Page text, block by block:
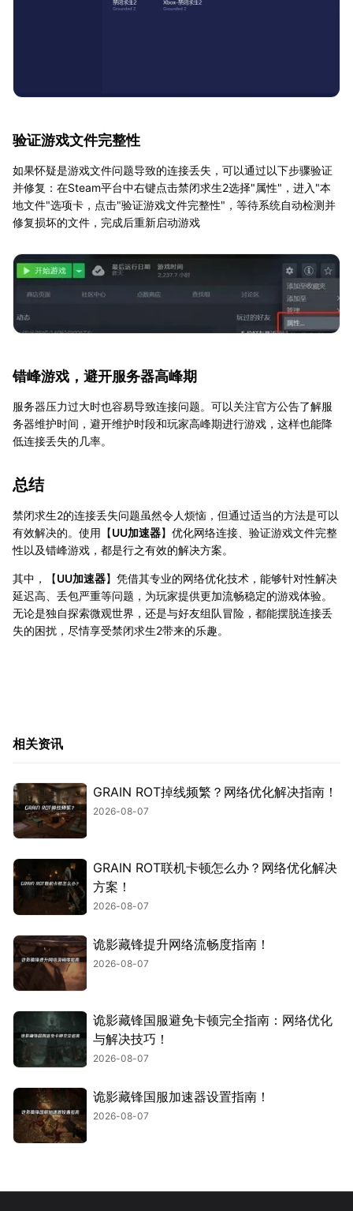
验证游戏文件完整性
如果怀疑是游戏文件问题导致的连接丢失，可以通过以下步骤验证
并修复：在Steam平台中右键点击禁闭求生2选择"属性"，进入"本
地文件"选项卡，点击"验证游戏文件完整性"，等待系统自动检测并
修复损坏的文件，完成后重新启动游戏
错峰游戏，避开服务器高峰期
服务器压力过大时也容易导致连接问题。可以关注官方公告了解服
务器维护时间，避开维护时段和玩家高峰期进行游戏，这样也能降
低连接丢失的几率。
总结
禁闭求生2的连接丢失问题虽然令人烦恼，但通过适当的方法是可以
有效解决的。使用【UU加速器】优化网络连接、验证游戏文件完整
性以及错峰游戏，都是行之有效的解决方案。
其中，【UU加速器】凭借其专业的网络优化技术，能够针对性解决
延迟高、丢包严重等问题，为玩家提供更加流畅稳定的游戏体验。
无论是独自探索微观世界，还是与好友组队冒险，都能摆脱连接丢
失的困扰，尽情享受禁闭求生2带来的乐趣。
相关资讯
GRAIN ROT掉线频繁？网络优化解决指南！
2026-08-07
GRAIN ROT联机卡顿怎么办？网络优化解决
方案！
2026-08-07
诡影藏锋提升网络流畅度指南！
2026-08-07
诡影藏锋国服避免卡顿完全指南：网络优化
与解决技巧！
2026-08-07
诡影藏锋国服加速器设置指南！
2026-08-07